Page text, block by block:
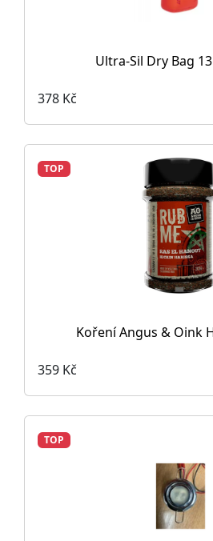
Ultra-Sil Dry Bag
378 Kč
TOP
Koření Angus & Oink
359 Kč
TOP